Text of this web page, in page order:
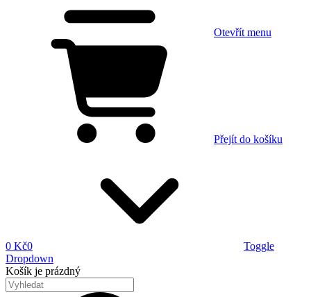
Otevřít menu
Přejít do košíku
0 Kč0
Toggle
Dropdown
Košík je prázdný